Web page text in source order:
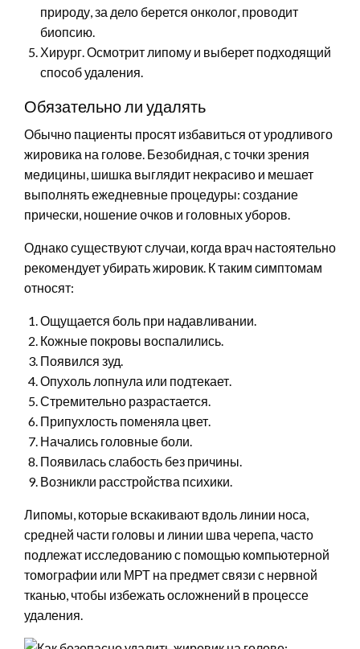
природу, за дело берется онколог, проводит
биопсию.
Хирург. Осмотрит липому и выберет подходящий
способ удаления.
Обязательно ли удалять
Обычно пациенты просят избавиться от уродливого
жировика на голове. Безобидная, с точки зрения
медицины, шишка выглядит некрасиво и мешает
выполнять ежедневные процедуры: создание
прически, ношение очков и головных уборов.
Однако существуют случаи, когда врач настоятельно
рекомендует убирать жировик. К таким симптомам
относят:
Ощущается боль при надавливании.
Кожные покровы воспалились.
Появился зуд.
Опухоль лопнула или подтекает.
Стремительно разрастается.
Припухлость поменяла цвет.
Начались головные боли.
Появилась слабость без причины.
Возникли расстройства психики.
Липомы, которые вскакивают вдоль линии носа,
средней части головы и линии шва черепа, часто
подлежат исследованию с помощью компьютерной
томографии или МРТ на предмет связи с нервной
тканью, чтобы избежать осложнений в процессе
удаления.